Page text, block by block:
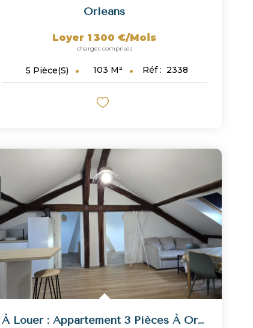
Orleans
Loyer 1 300 €/mois
charges comprises
5 Pièce(s) 103 M² Réf : 2338
À Louer : Appartement 3 Pièces À Orléans